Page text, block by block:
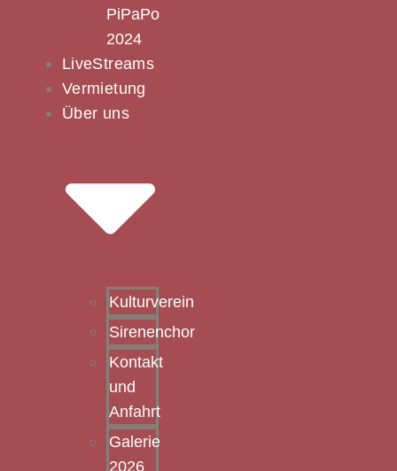
PiPaPo
2024
LiveStreams
Vermietung
Über uns
Kulturverein
Sirenenchor
Kontakt
und
Anfahrt
Galerie
2026